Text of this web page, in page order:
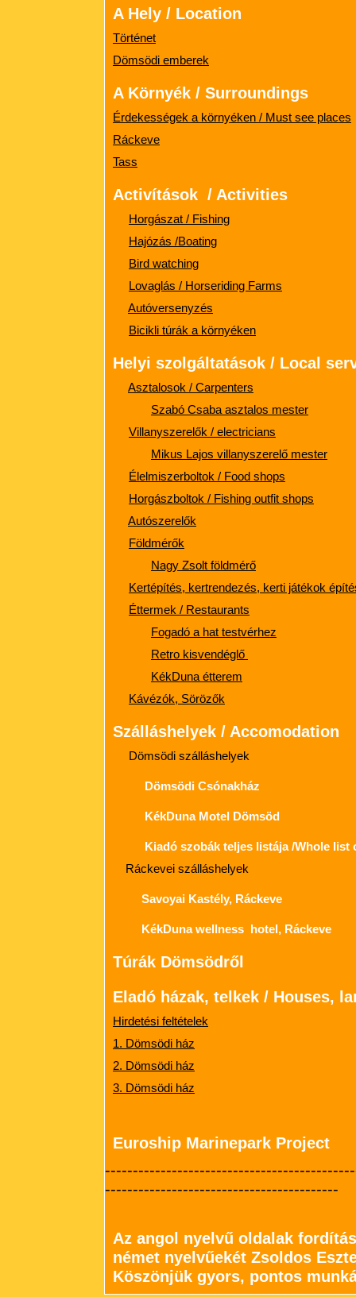
A Hely / Location
Történet
Dömsödi emberek
A Környék / Surroundings
Érdekességek a környéken / Must see places
Ráckeve
Tass
Activítások / Activities
Horgászat / Fishing
Hajózás /Boating
Bird watching
Lovaglás / Horseriding Farms
Autóversenyzés
Bicikli túrák a környéken
Helyi szolgáltatások / Local
Asztalosok / Carpenters
Szabó Csaba asztalos mester
Villanyszerelők / electricians
Mikus Lajos villanyszerelő mester
Élelmiszerboltok / Food shops
Horgászboltok / Fishing outfit shops
Autószerelők
Földmérők
Nagy Zsolt földmérő
Kertépítés, kertrendezés, kerti játékok
Éttermek / Restaurants
Fogadó a hat testvérhez
Retro kisvendéglő
KékDuna étterem
Kávézók, Sörözők
Szálláshelyek / Accomodation
Dömsödi szálláshelyek
Dömsödi Csónakház
KékDuna Motel Dömsöd
Kiadó szobák teljes listája /Whole list
Ráckevei szálláshelyek
Savoyai Kastély, Ráckeve
KékDuna wellness hotel, Ráckeve
Túrák Dömsödről
Eladó házak, telkek / Houses,
Hirdetési feltételek
1. Dömsödi ház
2. Dömsödi ház
3. Dömsödi ház
Euroship Marinepark Project
------------------------------------------
Az angol nyelvű oldalak
német nyelvűekét Zsoldos
Köszönjük gyors, pontos